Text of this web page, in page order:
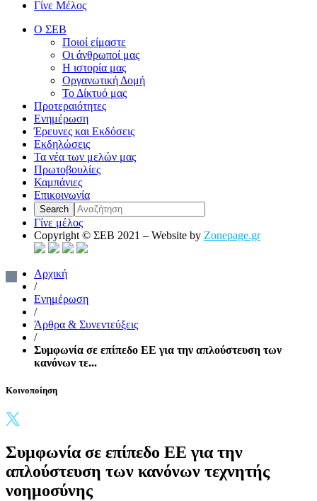
Γίνε Μέλος
Ο ΣΕΒ
Ποιοί είμαστε
Οι άνθρωποί μας
Η ιστορία μας
Οργανωτική Δομή
Το Δίκτυό μας
Προτεραιότητες
Ενημέρωση
Έρευνες και Εκδόσεις
Εκδηλώσεις
Τα νέα των μελών μας
Πρωτοβουλίες
Καμπάνιες
Επικοινωνία
Γίνε μέλος
Copyright © ΣΕΒ 2021 – Website by Zonepage.gr
Αρχική
/
Ενημέρωση
/
Άρθρα & Συνεντεύξεις
/
Συμφωνία σε επίπεδο ΕΕ για την απλούστευση των
κανόνων τε...
Κοινοποίηση
Συμφωνία σε επίπεδο ΕΕ για την
απλούστευση των κανόνων τεχνητής
νοημοσύνης